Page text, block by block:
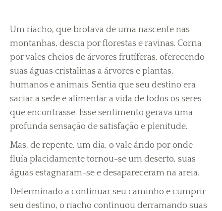
Um riacho, que brotava de uma nascente nas
montanhas, descia por florestas e ravinas. Corria
por vales cheios de árvores frutíferas, oferecendo
suas águas cristalinas a árvores e plantas,
humanos e animais. Sentia que seu destino era
saciar a sede e alimentar a vida de todos os seres
que encontrasse. Esse sentimento gerava uma
profunda sensação de satisfação e plenitude.
Mas, de repente, um dia, o vale árido por onde
fluía placidamente tornou-se um deserto, suas
águas estagnaram-se e desapareceram na areia.
Determinado a continuar seu caminho e cumprir
seu destino, o riacho continuou derramando suas